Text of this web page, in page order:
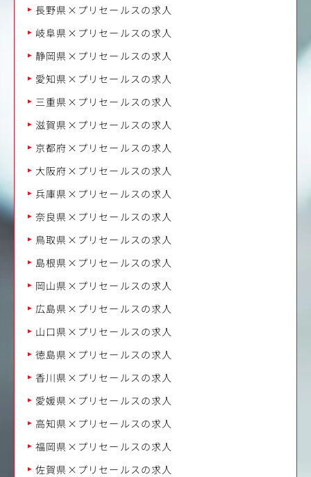
長野県×プリセールスの求人
岐阜県×プリセールスの求人
静岡県×プリセールスの求人
愛知県×プリセールスの求人
三重県×プリセールスの求人
滋賀県×プリセールスの求人
京都府×プリセールスの求人
大阪府×プリセールスの求人
兵庫県×プリセールスの求人
奈良県×プリセールスの求人
鳥取県×プリセールスの求人
島根県×プリセールスの求人
岡山県×プリセールスの求人
広島県×プリセールスの求人
山口県×プリセールスの求人
徳島県×プリセールスの求人
香川県×プリセールスの求人
愛媛県×プリセールスの求人
高知県×プリセールスの求人
福岡県×プリセールスの求人
佐賀県×プリセールスの求人